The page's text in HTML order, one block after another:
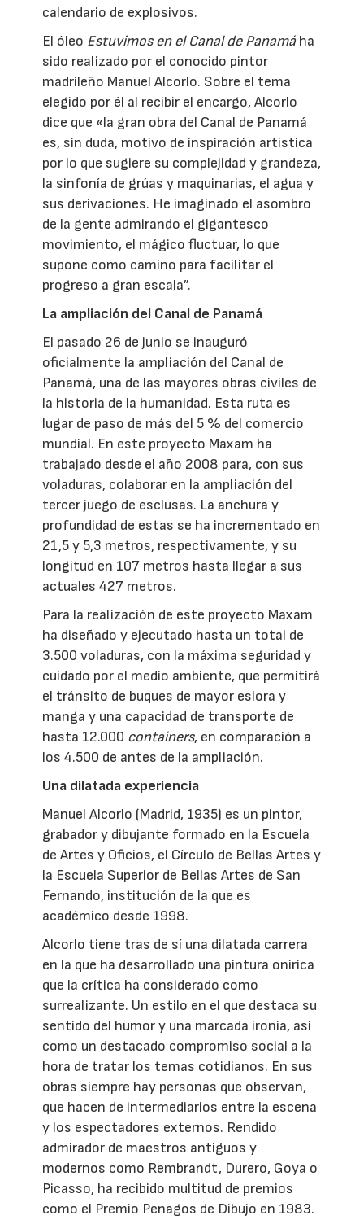
calendario de explosivos.
El óleo Estuvimos en el Canal de Panamá ha
sido realizado por el conocido pintor
madrileño Manuel Alcorlo. Sobre el tema
elegido por él al recibir el encargo, Alcorlo
dice que «la gran obra del Canal de Panamá
es, sin duda, motivo de inspiración artística
por lo que sugiere su complejidad y grandeza,
la sinfonía de grúas y maquinarias, el agua y
sus derivaciones. He imaginado el asombro
de la gente admirando el gigantesco
movimiento, el mágico fluctuar, lo que
supone como camino para facilitar el
progreso a gran escala”.
La ampliación del Canal de Panamá
El pasado 26 de junio se inauguró
oficialmente la ampliación del Canal de
Panamá, una de las mayores obras civiles de
la historia de la humanidad. Esta ruta es
lugar de paso de más del 5 % del comercio
mundial. En este proyecto Maxam ha
trabajado desde el año 2008 para, con sus
voladuras, colaborar en la ampliación del
tercer juego de esclusas. La anchura y
profundidad de estas se ha incrementado en
21,5 y 5,3 metros, respectivamente, y su
longitud en 107 metros hasta llegar a sus
actuales 427 metros.
Para la realización de este proyecto Maxam
ha diseñado y ejecutado hasta un total de
3.500 voladuras, con la máxima seguridad y
cuidado por el medio ambiente, que permitirá
el tránsito de buques de mayor eslora y
manga y una capacidad de transporte de
hasta 12.000 containers, en comparación a
los 4.500 de antes de la ampliación.
Una dilatada experiencia
Manuel Alcorlo (Madrid, 1935) es un pintor,
grabador y dibujante formado en la Escuela
de Artes y Oficios, el Círculo de Bellas Artes y
la Escuela Superior de Bellas Artes de San
Fernando, institución de la que es
académico desde 1998.
Alcorlo tiene tras de sí una dilatada carrera
en la que ha desarrollado una pintura onírica
que la crítica ha considerado como
surrealizante. Un estilo en el que destaca su
sentido del humor y una marcada ironía, así
como un destacado compromiso social a la
hora de tratar los temas cotidianos. En sus
obras siempre hay personas que observan,
que hacen de intermediarios entre la escena
y los espectadores externos. Rendido
admirador de maestros antiguos y
modernos como Rembrandt, Durero, Goya o
Picasso, ha recibido multitud de premios
como el Premio Penagos de Dibujo en 1983.